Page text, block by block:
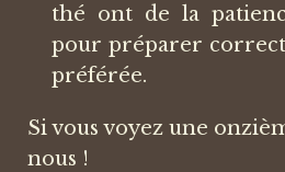
thé ont de la
pour préparer
préférée.
Si vous voyez une
nous !